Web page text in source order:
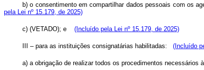
b) o consentimento em compartilhar dados pessoais com os
pela Lei nº 15.179, de 2025)
c) (VETADO); e (Incluído pela Lei nº 15.179, de 2025)
III – para as instituições consignatárias habilitadas: (Incluído
a) a obrigação de realizar todos os procedimentos